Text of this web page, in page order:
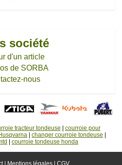
société
d'un article
de SORBA
nous
tracteur tondeuse | courroie pour
| changer courroie tondeuse |
| courroie tondeuse honda
| Mentions légales | CGV